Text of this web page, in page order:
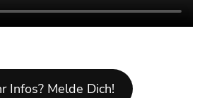
Infos? Melde Dich!